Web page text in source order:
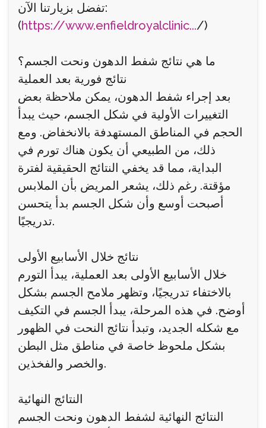
تفضل بزيارتنا الآن:
(https://www.enfieldroyalclinic.../)
ما هي نتائج شفط الدهون ونحت الجسم؟
نتائج فورية بعد العملية
بعد إجراء شفط الدهون، يمكن ملاحظة بعض
التغييرات الأولية في شكل الجسم، حيث يبدأ
الحجم في المناطق المستهدفة بالانخفاض. ومع
ذلك، من الطبيعي أن يكون هناك تورم في
البداية، مما قد يخفي النتائج الحقيقية لفترة
مؤقتة. رغم ذلك، يشعر المريض بأن الملابس
أصبحت أوسع وأن شكل الجسم بدأ يتحسن
تدريجيًا.
نتائج خلال الأسابيع الأولى
خلال الأسابيع الأولى بعد العملية، يبدأ التورم
بالاختفاء تدريجيًا، وتظهر ملامح الجسم بشكل
أوضح. في هذه المرحلة، يبدأ الجسم في التكيف
مع شكله الجديد، وتبدأ نتائج النحت في الظهور
بشكل ملحوظ خاصة في مناطق مثل البطن
والخصر والفخذين.
النتائج النهائية
النتائج النهائية لشفط الدهون ونحت الجسم